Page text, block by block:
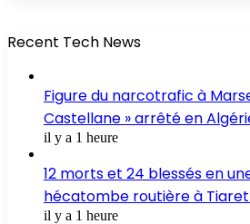
Recent Tech News
Figure du narcotrafic à
Castellane » arrêté en
il y a 1 heure
12 morts et 24 blessés en
hécatombe routière à
il y a 1 heure